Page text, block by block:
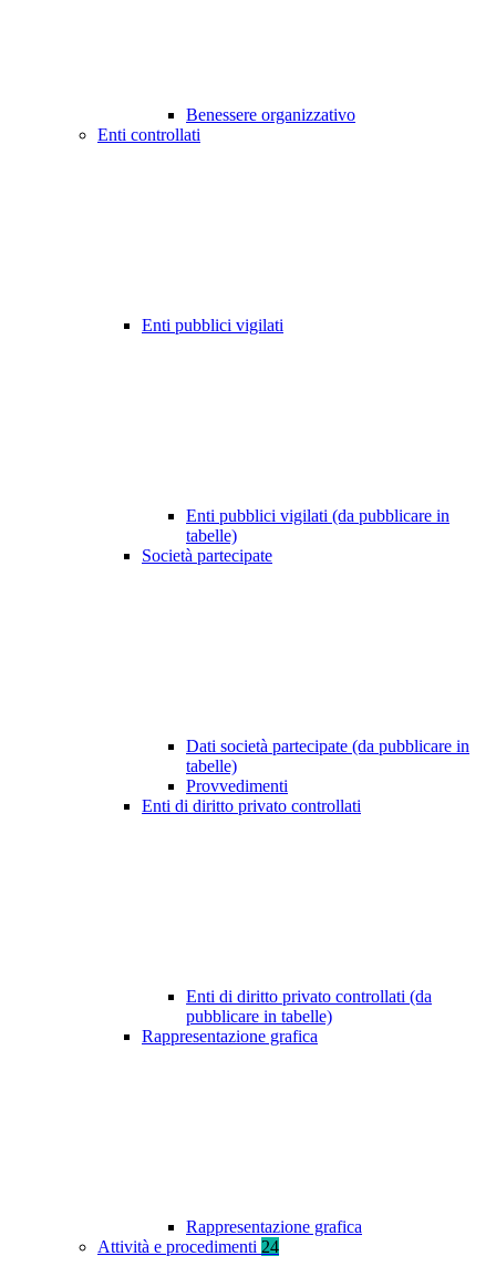
Benessere organizzativo
Enti controllati
Enti pubblici vigilati
Enti pubblici vigilati (da pubblicare in
tabelle)
Società partecipate
Dati società partecipate (da pubblicare in
tabelle)
Provvedimenti
Enti di diritto privato controllati
Enti di diritto privato controllati (da
pubblicare in tabelle)
Rappresentazione grafica
Rappresentazione grafica
Attività e procedimenti 24